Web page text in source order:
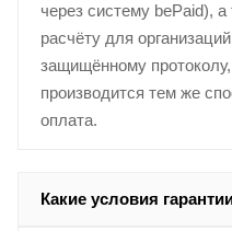
через систему bePaid),
расчёту для
защищённому
производится тем же
оплата.
Какие условия